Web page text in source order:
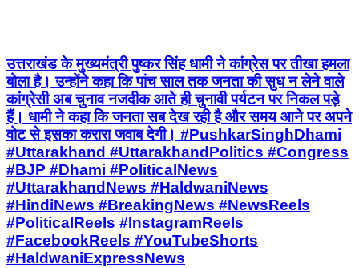
उत्तराखंड के मुख्यमंत्री पुष्कर सिंह धामी ने कांग्रेस पर तीखा हमला
बोला है। उन्होंने कहा कि पांच साल तक जनता की सुध न लेने वाले
कांग्रेसी अब चुनाव नजदीक आते ही चुनावी पर्यटन पर निकल पड़े
हैं। धामी ने कहा कि जनता सब देख रही है और समय आने पर अपने
वोट से इसका करारा जवाब देगी। #PushkarSinghDhami
#Uttarakhand #UttarakhandPolitics #Congress
#BJP #Dhami #PoliticalNews
#UttarakhandNews #HaldwaniNews
#HindiNews #BreakingNews #NewsReels
#PoliticalReels #InstagramReels
#FacebookReels #YouTubeShorts
#HaldwaniExpressNews